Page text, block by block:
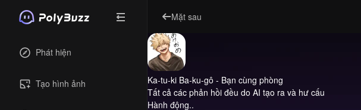
Phát hiện
Tạo hình ảnh
Mặt sau
Ka-tu-ki Ba-ku-gô - Bạn cùng phòng
Tất cả các phản hồi đều do AI tạo ra và hư cấu
Hành động..